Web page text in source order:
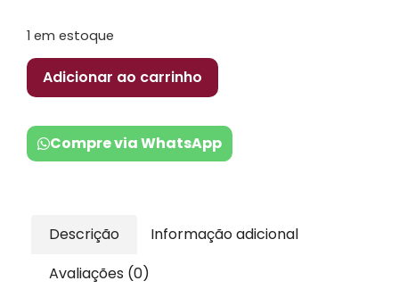
1 em estoque
Adicionar ao carrinho
Compre via WhatsApp
Descrição
Informação adicional
Avaliações (0)